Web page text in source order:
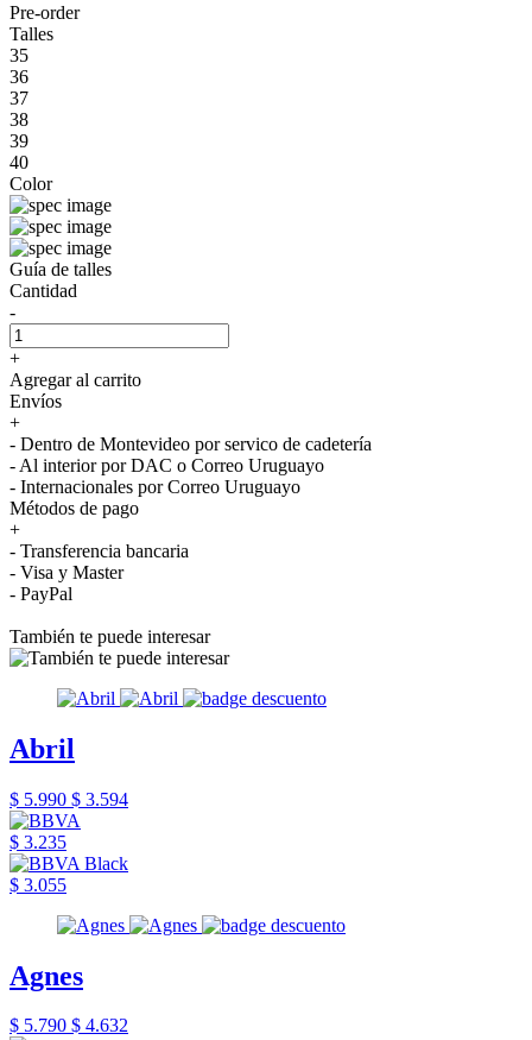
Pre-order
Talles
35
36
37
38
39
40
Color
Guía de talles
Cantidad
-
+
Agregar al carrito
Envíos
+
- Dentro de Montevideo por servico de cadetería
- Al interior por DAC o Correo Uruguayo
- Internacionales por Correo Uruguayo
Métodos de pago
+
- Transferencia bancaria
- Visa y Master
- PayPal
También te puede interesar
Abril
$ 5.990 $ 3.594
$ 3.235
$ 3.055
Agnes
$ 5.790 $ 4.632